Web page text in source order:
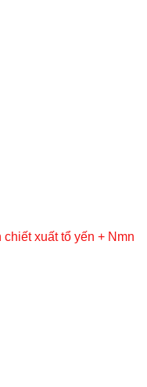
xuất tổ yến + Nmn